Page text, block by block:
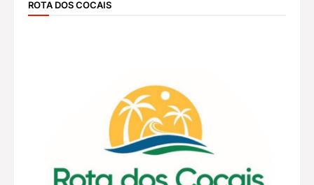
ROTA DOS COCAIS